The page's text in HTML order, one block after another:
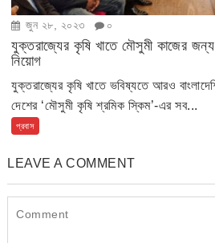
জুন ২৮, ২০২৩ ০
যুক্তরাজ্যের কৃষি খাতে মৌসুমী কাজের জন্য
নিয়োগ
যুক্তরাজ্যের কৃষি খাতে ভবিষ্যতে আরও বাংলাদেশি
দেশের ‘মৌসুমী কৃষি শ্রমিক স্কিম’-এর সব...
প্রবাস
LEAVE A COMMENT